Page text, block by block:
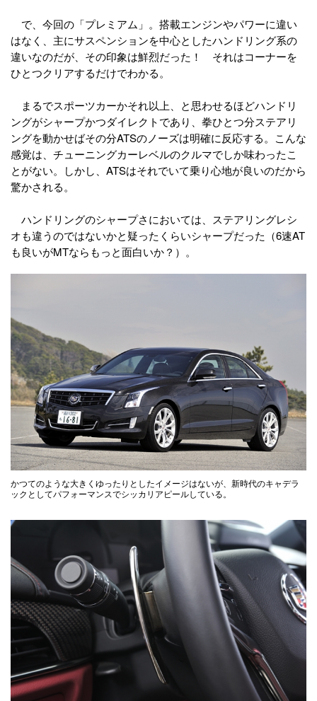
で、今回の「プレミアム」。搭載エンジンやパワーに違い
はなく、主にサスペンションを中心としたハンドリング系の
違いなのだが、その印象は鮮烈だった！ それはコーナーを
ひとつクリアするだけでわかる。
まるでスポーツカーかそれ以上、と思わせるほどハンドリ
ングがシャープかつダイレクトであり、拳ひとつ分ステアリ
ングを動かせばその分ATSのノーズは明確に反応する。こんな
感覚は、チューニングカーレベルのクルマでしか味わったこ
とがない。しかし、ATSはそれでいて乗り心地が良いのだから
驚かされる。
ハンドリングのシャープさにおいては、ステアリングレシ
オも違うのではないかと疑ったくらいシャープだった（6速AT
も良いがMTならもっと面白いか？）。
かつてのような大きくゆったりとしたイメージはないが、新時代のキャデラ
ックとしてパフォーマンスでシッカリアピールしている。